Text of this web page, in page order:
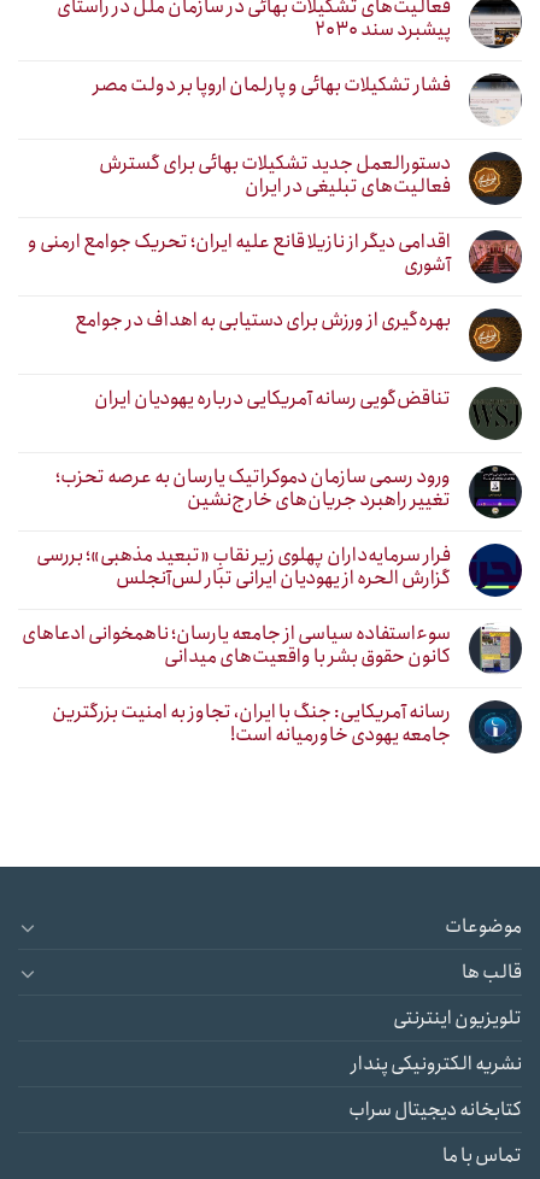
فعالیت‌های تشکیلات بهائی در سازمان ملل در راستای
پیشبرد سند ۲۰۳۰
فشار تشکیلات بهائی و پارلمان اروپا بر دولت مصر
دستورالعمل جدید تشکیلات بهائی برای گسترش
فعالیت‌های تبلیغی در ایران
اقدامی دیگر از نازیلا قانع علیه ایران؛ تحریک جوامع ارمنی و
آشوری
بهره‌گیری از ورزش برای دستیابی به اهداف در جوامع
تناقض‌گویی رسانه آمریکایی درباره یهودیان ایران
ورود رسمی سازمان دموکراتیک یارسان به عرصه تحزب؛
تغییر راهبرد جریان‌های خارج‌نشین
فرار سرمایه‌داران پهلوی زیر نقابِ «تبعید مذهبی»؛ بررسی
گزارش الحره از یهودیان ایرانی تبار لس‌آنجلس
سوءاستفاده سیاسی از جامعه یارسان؛ ناهمخوانی ادعاهای
کانون حقوق بشر با واقعیت‌های میدانی
رسانه آمریکایی: جنگ با ایران، تجاوز به امنیت بزرگترین
جامعه یهودی خاورمیانه است!
موضوعات
قالب ها
تلویزیون اینترنتی
نشریه الکترونیکی پندار
کتابخانه دیجیتال سراب
تماس با ما